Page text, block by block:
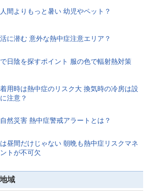
間よりもっと暑い 幼児やペット？
に潜む 意外な熱中症注意エリア？
日陰を探すポイント 服の色で輻射熱対策
用時は熱中症のリスク大 換気時の冷房は設
注意？
然災害 熱中症警戒アラートとは？
昼間だけじゃない 朝晩も熱中症リスクマネ
トが不可欠
域